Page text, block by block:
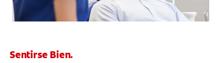
Sentirse Bien.